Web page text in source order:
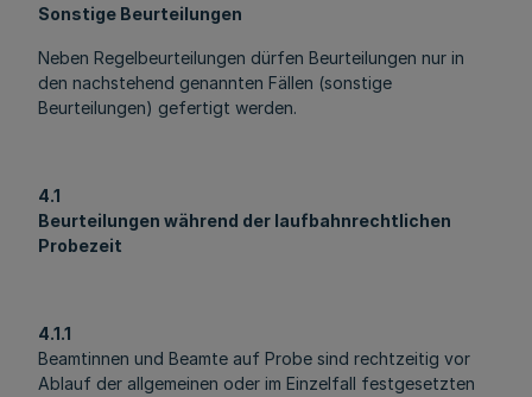
Sonstige Beurteilungen
Neben Regelbeurteilungen dürfen Beurteilungen nur in
den nachstehend genannten Fällen (sonstige
Beurteilungen) gefertigt werden.
4.1
Beurteilungen während der laufbahnrechtlichen
Probezeit
4.1.1
Beamtinnen und Beamte auf Probe sind rechtzeitig vor
Ablauf der allgemeinen oder im Einzelfall festgesetzten